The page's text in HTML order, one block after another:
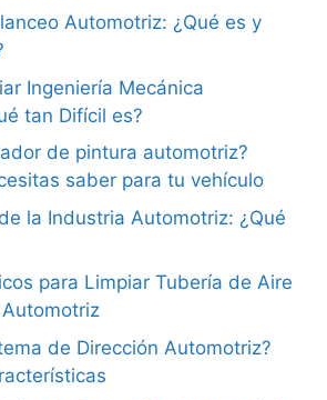
Automotriz: ¿Qué es y
Ingeniería Mecánica
tan Difícil es?
de pintura automotriz?
saber para tu vehículo
la Industria Automotriz: ¿Qué
para Limpiar Tubería de Aire
de Dirección Automotriz?